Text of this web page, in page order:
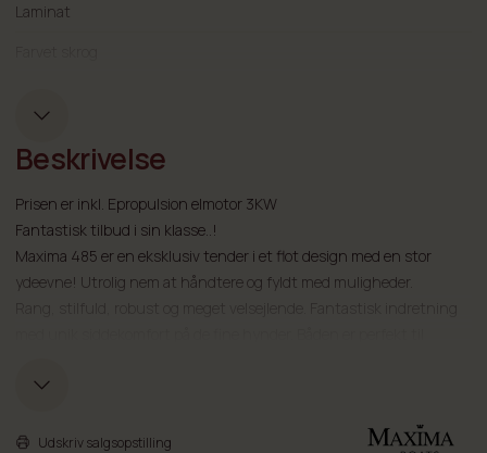
Laminat
Reb på sider med rustfri afslutning
Beskrivelse
Prisen er inkl. Epropulsion elmotor 3KW
Fantastisk tilbud i sin klasse..!
Maxima 485 er en eksklusiv tender i et flot design med en stor
ydeevne! Utrolig nem at håndtere og fyldt med muligheder.
Båden er udstyret med en lækker sprayhood som kan dække båden
Kom forbi vores spændende udstilling og oplev Danmarks største
Udskriv salgsopstilling